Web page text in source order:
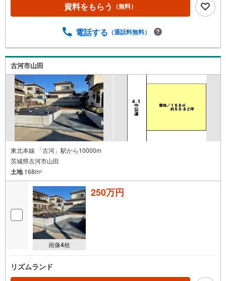
資料をもらう （無料）
電話する （通話料無料）
古河市山田
東北本線 「古河」駅から10000m
茨城県古河市山田
土地168m2
画像4枚
250万円
リズムランド